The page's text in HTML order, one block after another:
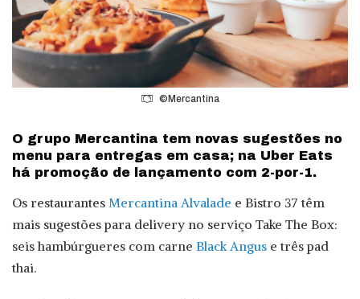
©Mercantina
O grupo Mercantina tem novas sugestões no
menu para entregas em casa; na Uber Eats
há promoção de lançamento com 2-por-1.
Os restaurantes Mercantina Alvalade e Bistro 37 têm
mais sugestões para delivery no serviço Take The Box:
seis hambúrgueres com carne Black Angus e três pad
thai.